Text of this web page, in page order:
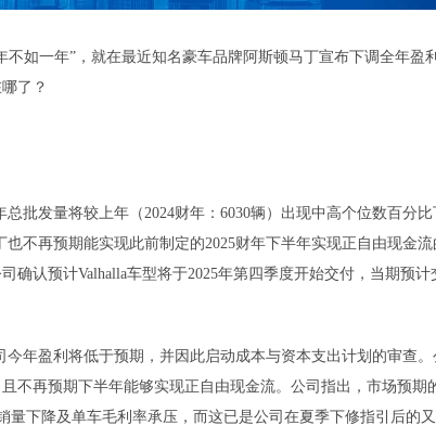
如一年”，就在最近知名豪车品牌阿斯顿马丁宣布下调全年盈利
了？
批发量将较上年（2024财年：6030辆）出现中高个位数百分比
不再预期能实现此前制定的2025财年下半年实现正自由现金流
确认预计Valhalla车型将于2025年第四季度开始交付，当期预计
年盈利将低于预期，并因此启动成本与资本支出计划的审查。
不再预期下半年能够实现正自由现金流。公司指出，市场预期
下降及单车毛利率承压，而这已是公司在夏季下修指引后的